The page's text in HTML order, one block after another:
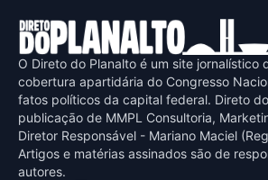
O Direto do Planalto é um site jornalístico
cobertura apartidária do Congresso
fatos políticos da capital federal. Direto
publicaçāo de MMPL Consultoria,
Diretor Responsável - Mariano Maciel
Artigos e matérias assinados sāo de
autores.